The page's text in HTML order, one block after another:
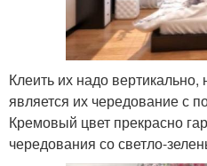
Клеить их надо
является их чередование с
Кремовый цвет прекрасно
чередования со светло-